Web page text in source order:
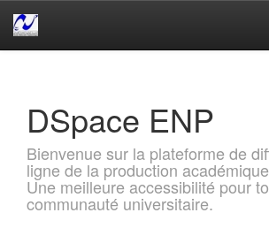
DSpace ENP
Bienvenue sur la plateforme de
ligne de la production
Une meilleure accessibilité pour
communauté universitaire.